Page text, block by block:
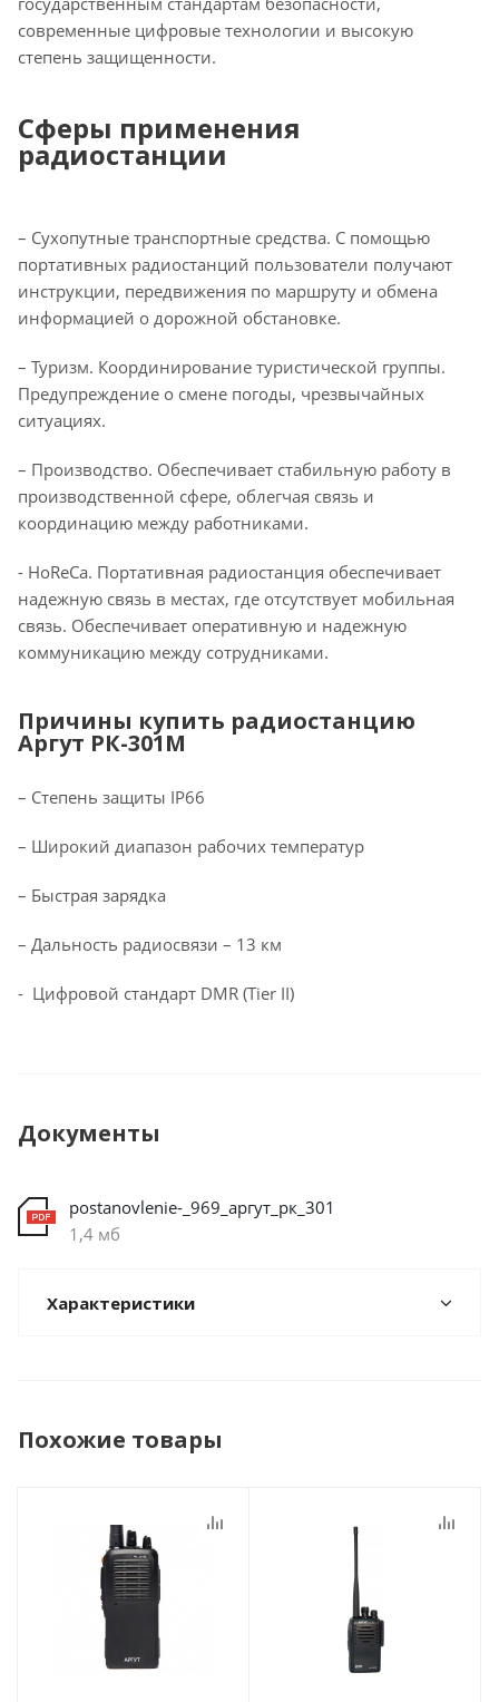
современные цифровые технологии и высокую
степень защищенности.
Сферы применения
радиостанции
– Сухопутные транспортные средства. С помощью
портативных радиостанций пользователи получают
инструкции, передвижения по маршруту и обмена
информацией о дорожной обстановке.
– Туризм. Координирование туристической группы.
Предупреждение о смене погоды, чрезвычайных
ситуациях.
– Производство. Обеспечивает стабильную работу в
производственной сфере, облегчая связь и
координацию между работниками.
- HoReCa. Портативная радиостанция обеспечивает
надежную связь в местах, где отсутствует мобильная
связь. Обеспечивает оперативную и надежную
коммуникацию между сотрудниками.
Причины купить радиостанцию
Аргут РК-301М
– Степень защиты IP66
– Широкий диапазон рабочих температур
– Быстрая зарядка
– Дальность радиосвязи – 13 км
- Цифровой стандарт DMR (Tier II)
Документы
postanovlenie-_969_аргут_рк_301
1,4 мб
Характеристики
Похожие товары